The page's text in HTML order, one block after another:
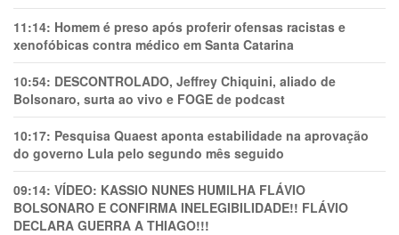
11:14: Homem é preso após proferir ofensas racistas e
xenofóbicas contra médico em Santa Catarina
10:54: DESCONTROLADO, Jeffrey Chiquini, aliado de
Bolsonaro, surta ao vivo e FOGE de podcast
10:17: Pesquisa Quaest aponta estabilidade na aprovação
do governo Lula pelo segundo mês seguido
09:14: VÍDEO: KASSIO NUNES HUMlLHA FLÁVIO
BOLSONARO E CONFIRMA INELEGIBILIDADE!! FLÁVIO
DECLARA GUERRA A THIAGO!!!